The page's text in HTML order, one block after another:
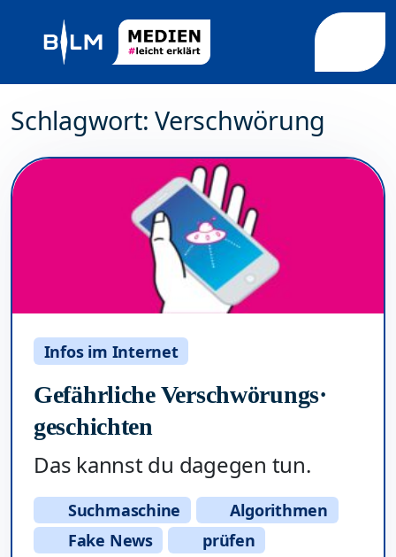
Weiter zum Inhalt
Weiter zum Fuß der Seite
Schlagwort:Verschwörung
Infos im Internet
Gefährliche Verschwörungs·
geschichten
Das kannst du dagegen tun.
Suchmaschine
Algorithmen
Fake News
prüfen